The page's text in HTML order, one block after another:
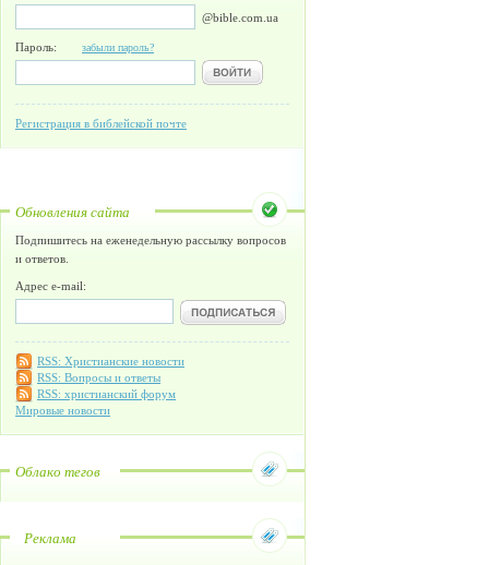
@bible.com.ua
Пароль: забыли пароль?
Регистрация в библейской почте
Обновления сайта
Подпишитесь на еженедельную рассылку вопросов
и ответов.
Адрес e-mail:
RSS: Христианские новости
RSS: Вопросы и ответы
RSS: христианский форум
Мировые новости
Облако тегов
Реклама